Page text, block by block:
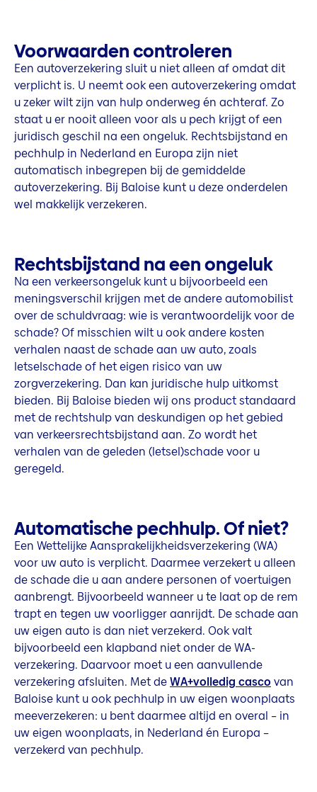
Voorwaarden controleren
Een autoverzekering sluit u niet alleen af omdat dit
verplicht is. U neemt ook een autoverzekering omdat
u zeker wilt zijn van hulp onderweg én achteraf. Zo
staat u er nooit alleen voor als u pech krijgt of een
juridisch geschil na een ongeluk. Rechtsbijstand en
pechhulp in Nederland en Europa zijn niet
automatisch inbegrepen bij de gemiddelde
autoverzekering. Bij Baloise kunt u deze onderdelen
wel makkelijk verzekeren.
Rechtsbijstand na een ongeluk
Na een verkeersongeluk kunt u bijvoorbeeld een
meningsverschil krijgen met de andere automobilist
over de schuldvraag: wie is verantwoordelijk voor de
schade? Of misschien wilt u ook andere kosten
verhalen naast de schade aan uw auto, zoals
letselschade of het eigen risico van uw
zorgverzekering. Dan kan juridische hulp uitkomst
bieden. Bij Baloise bieden wij ons product standaard
met de rechtshulp van deskundigen op het gebied
van verkeersrechtsbijstand aan. Zo wordt het
verhalen van de geleden (letsel)schade voor u
geregeld.
Automatische pechhulp. Of niet?
Een Wettelijke Aansprakelijkheidsverzekering (WA)
voor uw auto is verplicht. Daarmee verzekert u alleen
de schade die u aan andere personen of voertuigen
aanbrengt. Bijvoorbeeld wanneer u te laat op de rem
trapt en tegen uw voorligger aanrijdt. De schade aan
uw eigen auto is dan niet verzekerd. Ook valt
bijvoorbeeld een klapband niet onder de WA-
verzekering. Daarvoor moet u een aanvullende
verzekering afsluiten. Met deWA+volledig casco van
Baloise kunt u ook pechhulp in uw eigen woonplaats
meeverzekeren: u bent daarmee altijd en overal – in
uw eigen woonplaats, in Nederland én Europa –
verzekerd van pechhulp.